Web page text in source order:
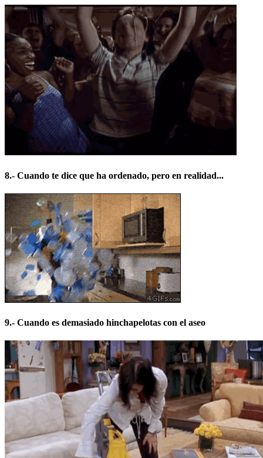
8.- Cuando te dice que ha ordenado, pero en realidad...
9.- Cuando es demasiado hinchapelotas con el aseo